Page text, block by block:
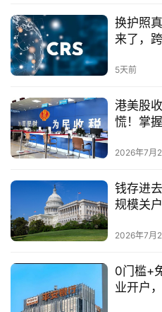
外
公
司
海
外
银
行
开
户
全
球
付
案
登录
换护照
来了，
5天前
港美股
慌！掌
2026年7月
钱存进
规模关
2026年7月
0门槛+
业开户